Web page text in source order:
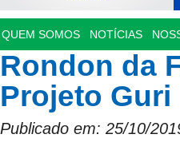
QUEM SOMOS NOTÍCIAS
Rondon da
Projeto Guri
Publicado em: 25/10/